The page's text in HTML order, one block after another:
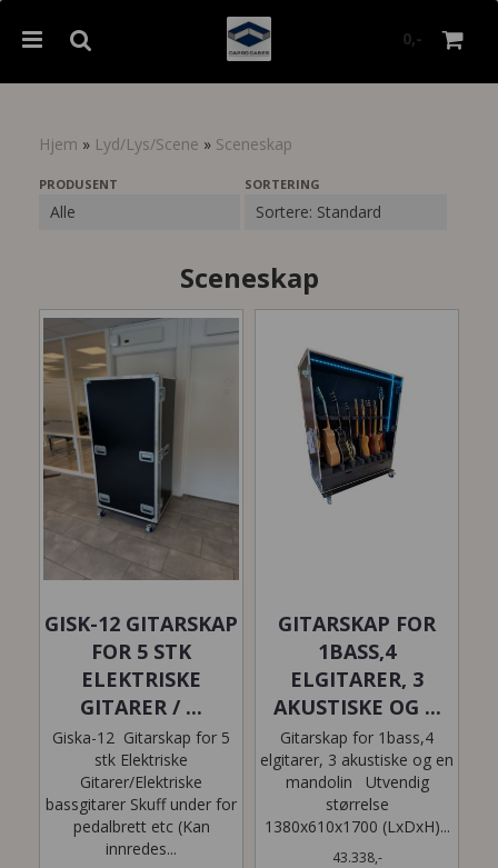
0,-
Hjem » Lyd/Lys/Scene » Sceneskap
PRODUSENT SORTERING
Sceneskap
GISK-12 GITARSKAP
FOR 5 STK
ELEKTRISKE
GITARER / ...
Giska-12 Gitarskap for 5
stk Elektriske
Gitarer/Elektriske
bassgitarer Skuff under for
pedalbrett etc (Kan
innredes...
GITARSKAP FOR
1BASS,4
ELGITARER, 3
AKUSTISKE OG ...
Gitarskap for 1bass,4
elgitarer, 3 akustiske og en
mandolin Utvendig
størrelse
1380x610x1700 (LxDxH)...
43.338,-